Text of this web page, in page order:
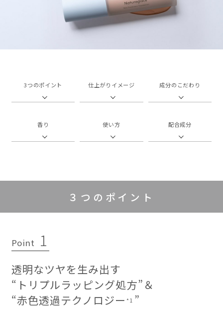
3つのポイント 仕上がりイメージ 成分のこだわり
香り 使い方 配合成分
３つのポイント
Point 1
透明なツヤを生み出す
“トリプルラッピング処方”＆
“赤色透過テクノロジー *1 ”